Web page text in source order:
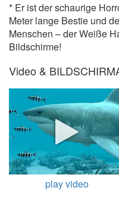
* Er ist der schaurige
Meter lange Bestie und
Menschen – der Weiße
Bildschirme!
Video &
play video